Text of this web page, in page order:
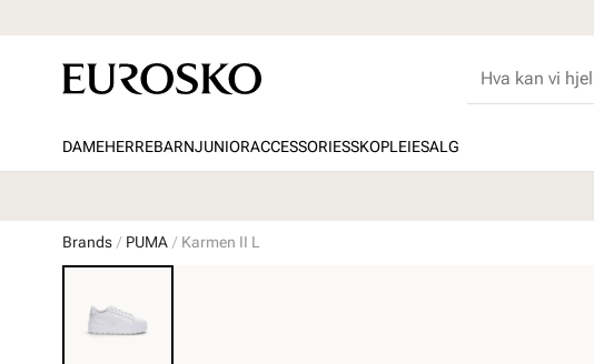
DAMEHERREBARNJUNIORACCESSORIESSKOPLEIESALG
Brands PUMA Karmen II L